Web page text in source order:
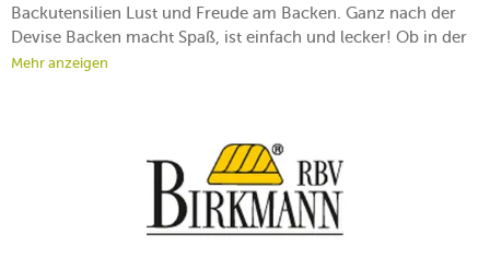
Backutensilien Lust und Freude am Backen. Ganz nach der
Devise Backen macht Spaß, ist einfach und lecker! Ob in der
Weihnachtszeit, vor einer großen Geburtstagsfeier oder dem
Torte, Plätzchen, Muffins, Pralinen oder einem klassischen
Gugelhupf. Die RBV Birkmann Ausstechformen und
Backformen punkten mit Detailverliebtheit und einer
ausgezeichneten Qualität. Stöbern Sie durch ein vielfältiges
Mehr anzeigen